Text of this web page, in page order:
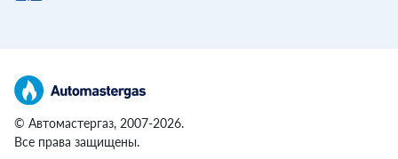
© Автомастергаз, 2007-2026.
Все права защищены.